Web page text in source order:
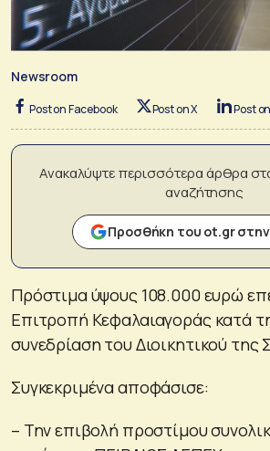
Newsroom
Post on Facebook Post on X Post
Ανακαλύψτε περισσότερα άρθρα
αναζήτησης
Προσθήκη του ot.gr
Πρόστιμα ύψους 108.000 ευρώ
Επιτροπή Κεφαλαιαγοράς κατά
συνεδρίαση του Διοικητικού της
Συγκεκριμένα αποφάσισε:
– Την επιβολή προστίμου